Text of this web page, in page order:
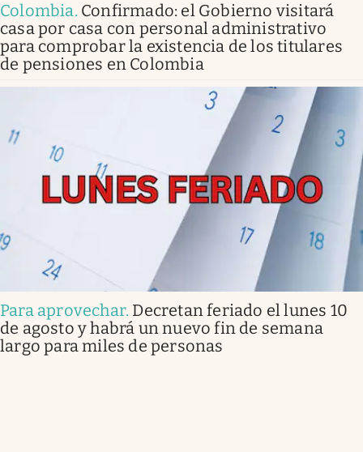
Colombia. Confirmado: el Gobierno visitará
casa por casa con personal administrativo
para comprobar la existencia de los titulares
de pensiones en Colombia
Para aprovechar. Decretan feriado el lunes 10
de agosto y habrá un nuevo fin de semana
largo para miles de personas